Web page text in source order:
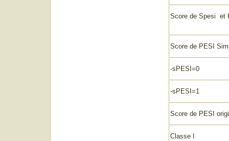
Score de
Score de PESI
-
-
Score de PESI